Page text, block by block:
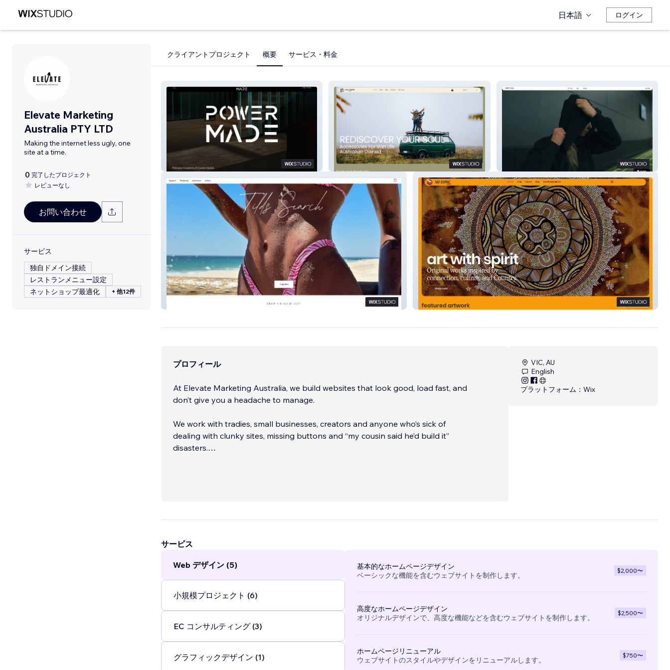
日本語 ログイン
Elevate Marketing
Australia PTY LTD
Making the internet less ugly, one
site at a time.
0 完了したプロジェクト
レビューなし
お問い合わせ
サービス
独自ドメイン接続
レストランメニュー設定
ネットショップ最適化
+ 他12件
クライアントプロジェクト 概要 サービス・料金
Soul Camper NXT LVL Activewear
Sid Domic Art
プロフィール
At Elevate Marketing Australia, we build websites that look good, load fast, and
don’t give you a headache to manage.
We work with tradies, small businesses, creators and anyone who’s sick of
dealing with clunky sites, missing buttons and “my cousin said he’d build it”
disasters.
VIC, AU
English
プラットフォーム： Wix
サービス
Web デザイン (5)
小規模プロジェクト (6)
EC コンサルティング (3)
グラフィックデザイン (1)
基本的なホームページデザイン
ベーシックな機能を含むウェブサイトを制作します。
$2,000〜
高度なホームページデザイン
オリジナルデザインで、高度な機能などを含むウェブサイトを制作します。
$2,500〜
ホームページリニューアル
ウェブサイトのスタイルやデザインをリニューアルします。
$750〜